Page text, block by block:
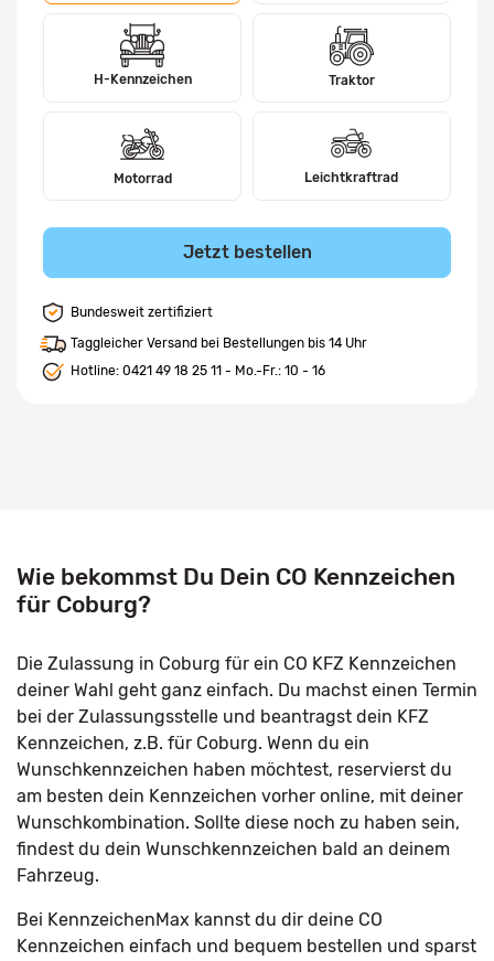
H-Kennzeichen Traktor
Motorrad Leichtkraftrad
Jetzt bestellen
Bundesweit zertifiziert
Taggleicher Versand bei Bestellungen bis 14 Uhr
Hotline: 0421 49 18 25 11 - Mo.-Fr.: 10 - 16
Wie bekommst Du Dein CO Kennzeichen
für Coburg?
Die Zulassung in Coburg für ein CO KFZ Kennzeichen
deiner Wahl geht ganz einfach. Du machst einen Termin
bei der Zulassungsstelle und beantragst dein KFZ
Kennzeichen, z.B. für Coburg. Wenn du ein
Wunschkennzeichen haben möchtest, reservierst du
am besten dein Kennzeichen vorher online, mit deiner
Wunschkombination. Sollte diese noch zu haben sein,
findest du dein Wunschkennzeichen bald an deinem
Fahrzeug.
Bei KennzeichenMax kannst du dir deine CO
Kennzeichen einfach und bequem bestellen und sparst